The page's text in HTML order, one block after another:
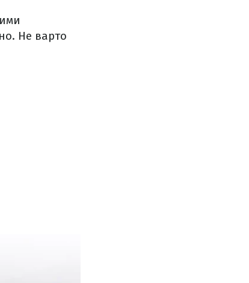
Не варто